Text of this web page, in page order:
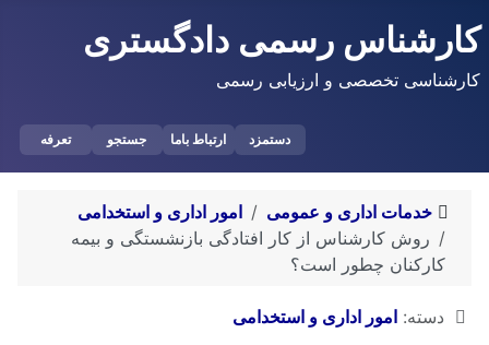
کارشناس رسمی دادگستری
کارشناسی تخصصی و ارزیابی رسمی
دستمزد ارتباط باما جستجو تعرفه
خدمات اداری و عمومی
امور اداری و استخدامی
روش کارشناس از کار افتادگی بازنشستگی و بیمه
کارکنان چطور است؟
توضیحات
دسته: امور اداری و استخدامی